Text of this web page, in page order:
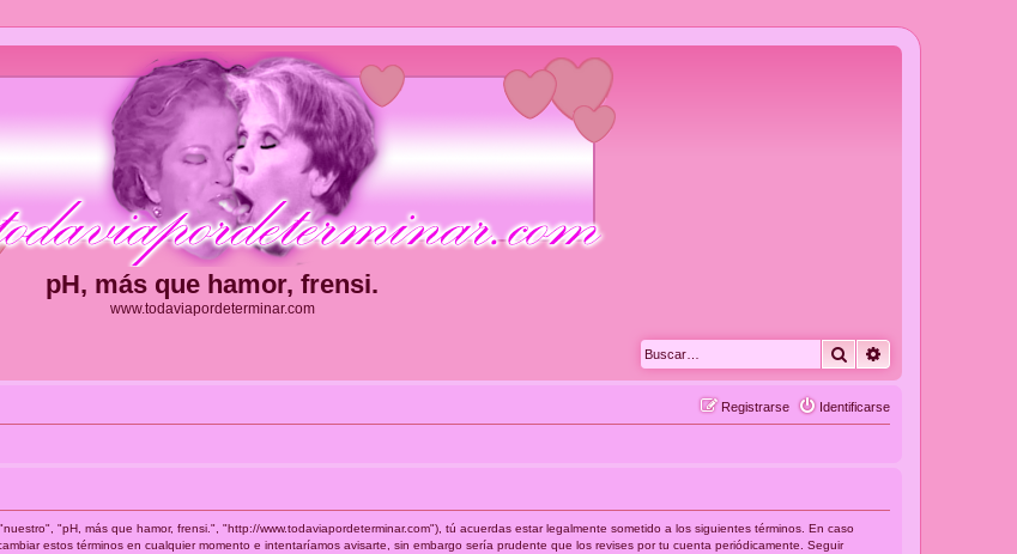
pH, más que hamor, frensi.
www.todaviapordeterminar.com
Buscar
Identificarse
Registrarse
"pH, más que hamor, frensi.", "http://www.todaviapordeterminar.com"), tú acuerdas estar legalmente sometido a los siguientes términos. En caso
estos términos en cualquier momento e intentaríamos avisarte, sin embargo sería prudente que los revises por tu cuenta periódicamente. Seguir